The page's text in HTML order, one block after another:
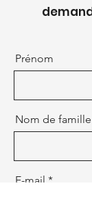
Prénom
Nom de famille
E-mail